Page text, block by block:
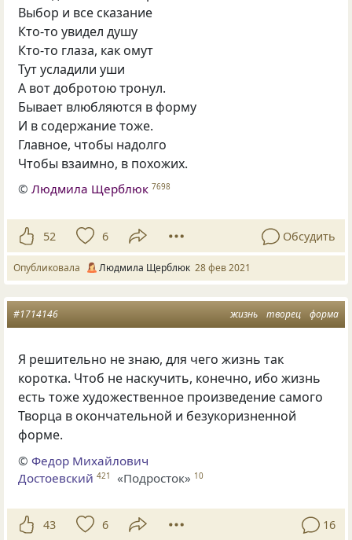
Выбор и все сказание
Кто-то увидел душу
Кто-то глаза, как омут
Тут усладили уши
А вот добротою тронул.
Бывает влюбляются в форму
И в содержание тоже.
Главное, чтобы надолго
Чтобы взаимно, в похожих.
©Людмила Щерблюк 7698
52 6 Обсудить
Опубликовала Людмила Щерблюк 28 фев 2021
жизнь творец форма
#1714146
Я решительно не знаю, для чего жизнь так
коротка. Чтоб не наскучить, конечно, ибо жизнь
есть тоже художественное произведение самого
Творца в окончательной и безукоризненной
форме.
©Федор Михайлович
Достоевский 421 «Подросток» 10
43 6 16